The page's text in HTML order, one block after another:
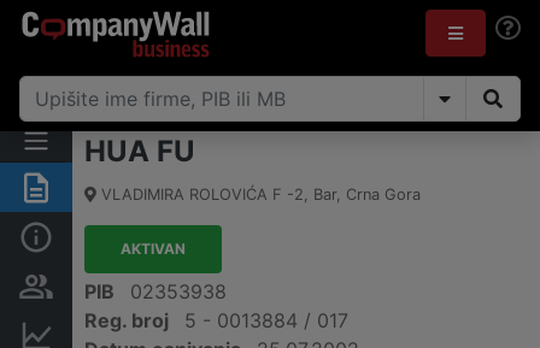
Sažetak
Osobe i vlasništvo
Finansijski podaci
HUA FU
VLADIMIRA ROLOVIĆA F -2, Bar, Crna Gora
AKTIVAN
PIB
02353938
Reg. broj
5 - 0013884 / 017